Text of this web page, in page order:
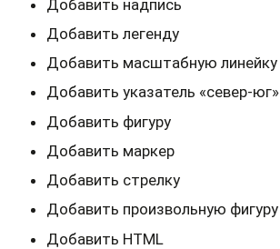
Добавить надпись
Добавить легенду
Добавить масштабную линейку
Добавить указатель «север-юг»
Добавить фигуру
Добавить маркер
Добавить стрелку
Добавить произвольную фигуру
Добавить HTML